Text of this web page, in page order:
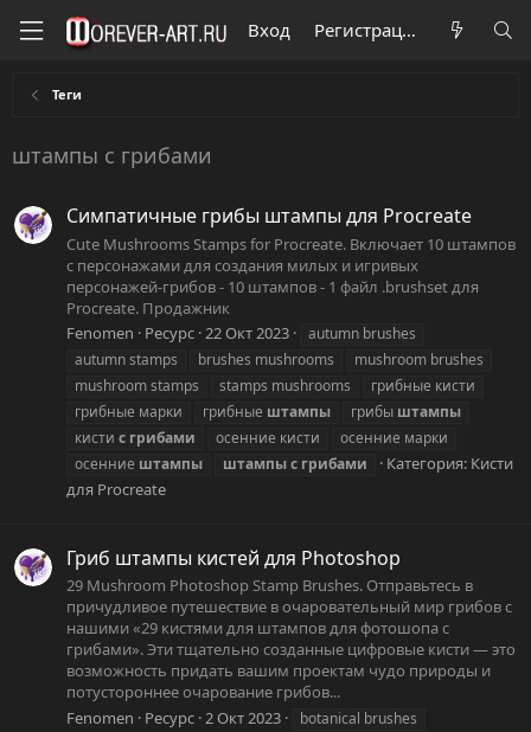
Вход Регистрация
Теги
штампы с грибами
Симпатичные грибы штампы для Procreate
Cute Mushrooms Stamps for Procreate. Включает 10 штампов
с персонажами для создания милых и игривых
персонажей-грибов - 10 штампов - 1 файл .brushset для
Procreate. Продажник
Fenomen
Ресурс 22 Окт 2023
autumn brushes
autumn stamps
brushes mushrooms
mushroom brushes
mushroom stamps
stamps mushrooms
грибные кисти
грибные марки
грибные штампы грибы штампы
кисти с грибами осенние кисти
осенние марки
осенние штампы штампыс грибами Категория: Кисти
для Procreate
Гриб штампы кистей для Photoshop
29 Mushroom Photoshop Stamp Brushes. Отправьтесь в
причудливое путешествие в очаровательный мир грибов с
нашими «29 кистями для штампов для фотошопа с
грибами». Эти тщательно созданные цифровые кисти — это
возможность придать вашим проектам чудо природы и
потустороннее очарование грибов...
Fenomen
Ресурс 2 Окт 2023
botanical brushes